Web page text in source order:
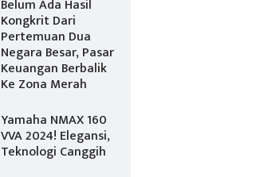
Belum Ada Hasil
Kongkrit Dari
Pertemuan Dua
Negara Besar, Pasar
Keuangan Berbalik
Ke Zona Merah
Yamaha NMAX 160
VVA 2024! Elegansi,
Teknologi Canggih